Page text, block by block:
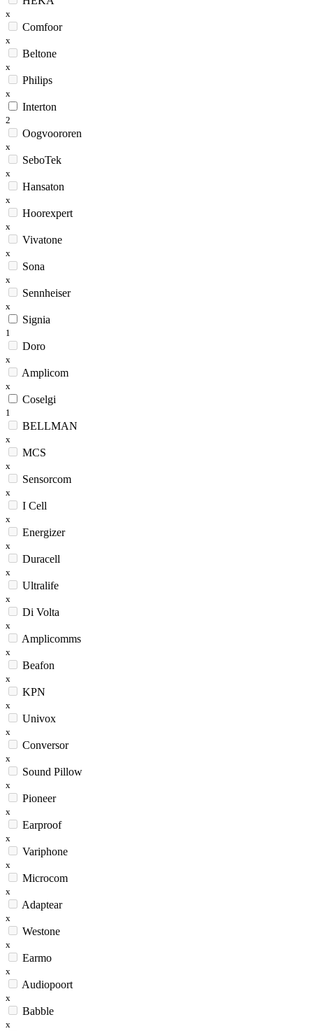
x
Comfoor
x
Beltone
x
Philips
x
Interton
2
Oogvoororen
x
SeboTek
x
Hansaton
x
Hoorexpert
x
Vivatone
x
Sona
x
Sennheiser
x
Signia
1
Doro
x
Amplicom
x
Coselgi
1
BELLMAN
x
MCS
x
Sensorcom
x
I Cell
x
Energizer
x
Duracell
x
Ultralife
x
Di Volta
x
Amplicomms
x
Beafon
x
KPN
x
Univox
x
Conversor
x
Sound Pillow
x
Pioneer
x
Earproof
x
Variphone
x
Microcom
x
Adaptear
x
Westone
x
Earmo
x
Audiopoort
x
Babble
x